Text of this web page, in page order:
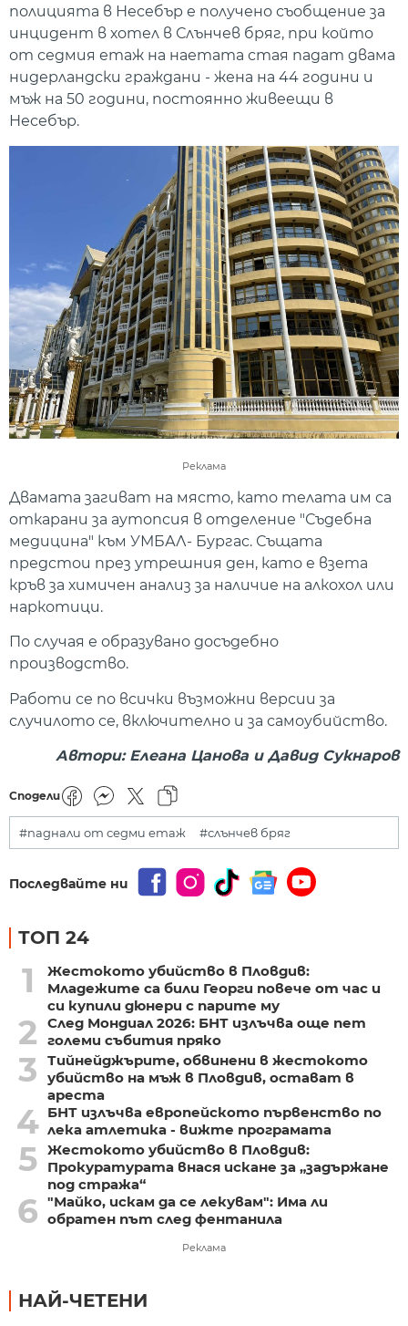
полицията в Несебър е получено съобщение за
инцидент в хотел в Слънчев бряг, при който
от седмия етаж на наетата стая падат двама
нидерландски граждани - жена на 44 години и
мъж на 50 години, постоянно живеещи в
Несебър.
Реклама
Двамата загиват на място, като телата им са
откарани за аутопсия в отделение "Съдебна
медицина" към УМБАЛ- Бургас. Същата
предстои през утрешния ден, като е взета
кръв за химичен анализ за наличие на алкохол или
наркотици.
По случая е образувано досъдебно
производство.
Работи се по всички възможни версии за
случилото се, включително и за самоубийство.
Автори: Елеана Цанова и Давид Сукнаров
Сподели
#паднали от седми етаж #слънчев бряг
Последвайте ни
ТОП 24
1
Жестокото убийство в Пловдив:
Младежите са били Георги повече от час и
си купили дюнери с парите му
2
След Мондиал 2026: БНТ излъчва още пет
големи събития пряко
3
Тийнейджърите, обвинени в жестокото
убийство на мъж в Пловдив, остават в
ареста
4 БНТ излъчва европейското първенство по
лека атлетика - вижте програмата
5 Жестокото убийство в Пловдив:
Прокуратурата внася искане за „задържане
под стража“
6 "Майко, искам да се лекувам": Има ли
обратен път след фентанила
Реклама
НАЙ-ЧЕТЕНИ